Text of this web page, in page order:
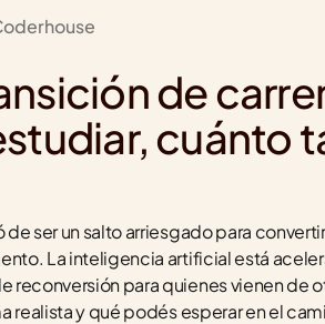
de
cuánto
ser un salto arriesgado para
La inteligencia artificial está
reconversión para quienes vienen de
realista y qué podés esperar en el